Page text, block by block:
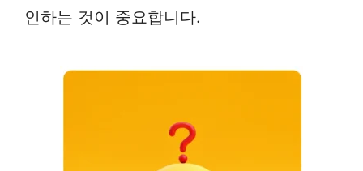
인하는 것이 중요합니다.